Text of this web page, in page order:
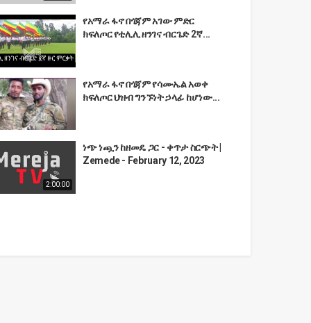
የአማራ ፋኖ በጎጃም አገው ምድር
ክፍለጦር የቲሊሊ ዘንገና ብርጌድ 2ኛ...
የአማራ ፋኖ በጎጃም የሳሙኤል አወቀ
ክፍለጦር ህዝብ ግንኙነት ኃላፊ ከሆነው...
2:00:00
ነጭ ነጯን ከዘመዴ ጋር - ቀጥታ ስርጭት |
Zemede - February 12, 2023